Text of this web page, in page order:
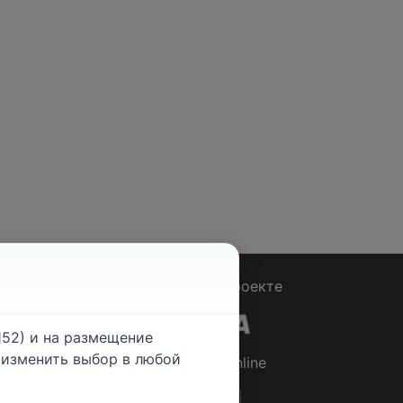
О проекте
© 2026Rabotniki.online
и на размещение
выбор в любой